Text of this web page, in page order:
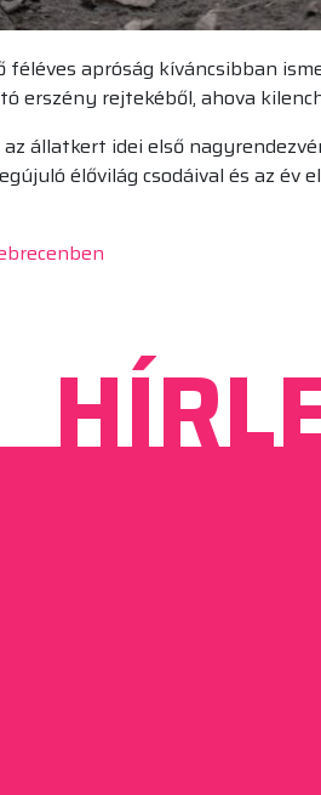
apróság kíváncsibban
erszény rejtekéből, ahova
állatkert idei első
élővilág csodáival és az év